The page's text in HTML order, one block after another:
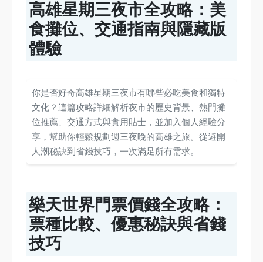
高雄星期三夜市全攻略：美
食攤位、交通指南與隱藏版
體驗
你是否好奇高雄星期三夜市有哪些必吃美食和獨特
文化？這篇攻略詳細解析夜市的歷史背景、熱門攤
位推薦、交通方式與實用貼士，並加入個人經驗分
享，幫助你輕鬆規劃週三夜晚的高雄之旅。從避開
人潮秘訣到省錢技巧，一次滿足所有需求。
樂天世界門票價錢全攻略：
票種比較、優惠秘訣與省錢
技巧